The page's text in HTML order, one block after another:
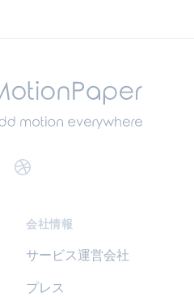
Dribbble
会社情報
サービス運営会社
プレス